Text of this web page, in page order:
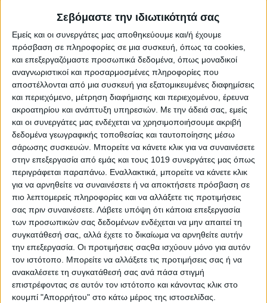
Σεβόμαστε την ιδιωτικότητά σας
Εμείς και οι συνεργάτες μας αποθηκεύουμε και/ή έχουμε
πρόσβαση σε πληροφορίες σε μια συσκευή, όπως τα cookies,
και επεξεργαζόμαστε προσωπικά δεδομένα, όπως μοναδικοί
αναγνωριστικοί και προσαρμοσμένες πληροφορίες που
αποστέλλονται από μια συσκευή για εξατομικευμένες διαφημίσεις
και περιεχόμενο, μέτρηση διαφήμισης και περιεχομένου, έρευνα
ακροατηρίου και ανάπτυξη υπηρεσιών. Με την άδειά σας, εμείς
και οι συνεργάτες μας ενδέχεται να χρησιμοποιήσουμε ακριβή
δεδομένα γεωγραφικής τοποθεσίας και ταυτοποίησης μέσω
σάρωσης συσκευών. Μπορείτε να κάνετε κλικ για να συναινέσετε
στην επεξεργασία από εμάς και τους 1019 συνεργάτες μας όπως
περιγράφεται παραπάνω. Εναλλακτικά, μπορείτε να κάνετε κλικ
για να αρνηθείτε να συναινέσετε ή να αποκτήσετε πρόσβαση σε
πιο λεπτομερείς πληροφορίες και να αλλάξετε τις προτιμήσεις
σας πριν συναινέσετε. Λάβετε υπόψη ότι κάποια επεξεργασία
των προσωπικών σας δεδομένων ενδέχεται να μην απαιτεί τη
συγκατάθεσή σας, αλλά έχετε το δικαίωμα να αρνηθείτε αυτήν
την επεξεργασία. Οι προτιμήσεις σαςθα ισχύουν μόνο για αυτόν
τον ιστότοπο. Μπορείτε να αλλάξετε τις προτιμήσεις σας ή να
ανακαλέσετε τη συγκατάθεσή σας ανά πάσα στιγμή
επιστρέφοντας σε αυτόν τον ιστότοπο και κάνοντας κλικ στο
κουμπί "Απορρήτου" στο κάτω μέρος της ιστοσελίδας.
Share
Share Post Email Print